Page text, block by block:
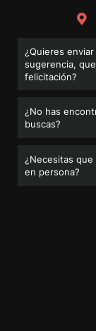
¿Quieres
sugerencia,
felicitación?
¿No has
buscas?
¿Necesitas
en persona?